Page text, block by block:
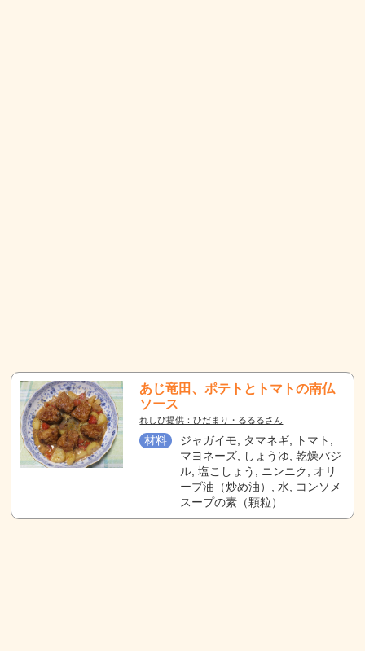
あじ竜田、ポテトとトマトの南仏
ソース
れしぴ提供：ひだまり・るるるさん
材料
ジャガイモ, タマネギ, トマト,
マヨネーズ, しょうゆ, 乾燥バジ
ル, 塩こしょう, ニンニク, オリ
ーブ油（炒め油）, 水, コンソメ
スープの素（顆粒）